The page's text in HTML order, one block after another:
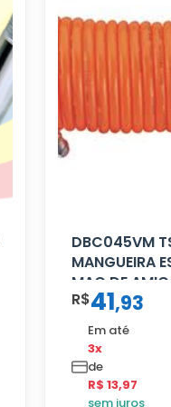
DBC045VM
MANGUEIRA
MAO DE
16 MM 4.5MTS
VERMELHA
R$41,93
Em até
3x
de
R$ 13,97
sem juros